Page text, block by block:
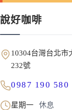
說好咖啡
10304台灣台北市
232號
0987 190 580
星期一
休息